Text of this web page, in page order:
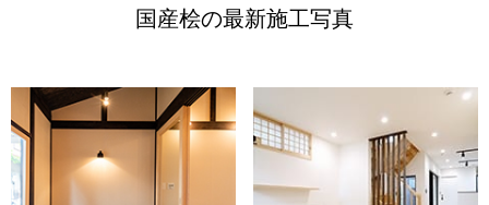
国産桧の最新施工写真